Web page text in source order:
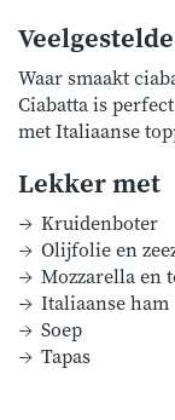
Waar smaakt
Ciabatta is
met Italiaanse
Lekker met
Kruidenboter
Olijfolie en
Mozzarella en
Italiaanse ham
Soep
Tapas